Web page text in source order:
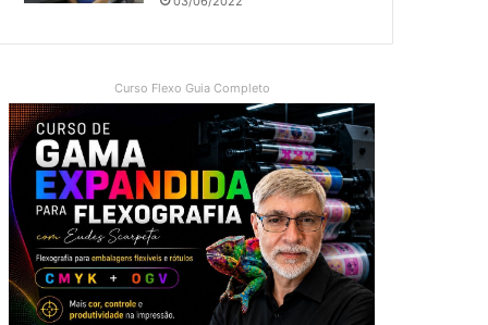
Curso Flexo Guia Completo